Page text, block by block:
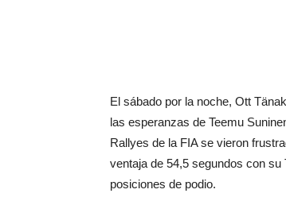
El sábado por la noche, Ott
las esperanzas de Teemu
Rallyes de la FIA se vieron
ventaja de 54,5 segundos con
posiciones de podio.